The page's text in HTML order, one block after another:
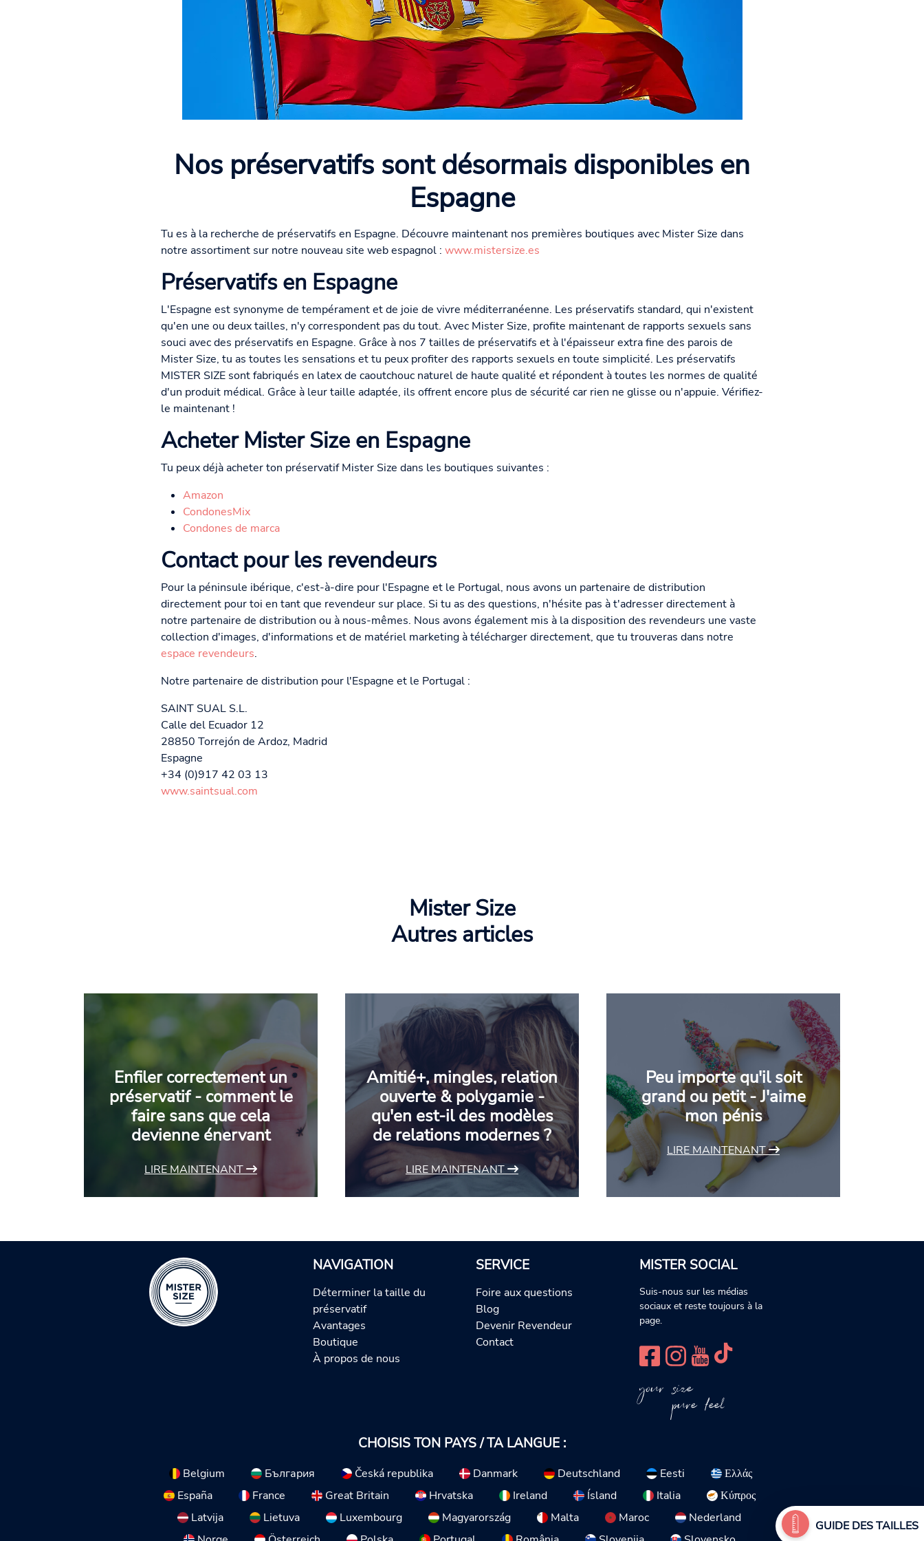
Nos préservatifs sont désormais disponibles en
Espagne
Tu es à la recherche de préservatifs en Espagne. Découvre maintenant nos premières boutiques avec Mister Size dans
notre assortiment sur notre nouveau site web espagnol : www.mistersize.es
Préservatifs en Espagne
L'Espagne est synonyme de tempérament et de joie de vivre méditerranéenne. Les préservatifs standard, qui n'existent
qu'en une ou deux tailles, n'y correspondent pas du tout. Avec Mister Size, profite maintenant de rapports sexuels sans
souci avec des préservatifs en Espagne. Grâce à nos 7 tailles de préservatifs et à l'épaisseur extra fine des parois de
Mister Size, tu as toutes les sensations et tu peux profiter des rapports sexuels en toute simplicité. Les préservatifs
MISTER SIZE sont fabriqués en latex de caoutchouc naturel de haute qualité et répondent à toutes les normes de qualité
d'un produit médical. Grâce à leur taille adaptée, ils offrent encore plus de sécurité car rien ne glisse ou n'appuie. Vérifiez-
le maintenant !
Acheter Mister Size en Espagne
Tu peux déjà acheter ton préservatif Mister Size dans les boutiques suivantes :
Amazon
CondonesMix
Condones de marca
Contact pour les revendeurs
Pour la péninsule ibérique, c'est-à-dire pour l'Espagne et le Portugal, nous avons un partenaire de distribution
directement pour toi en tant que revendeur sur place. Si tu as des questions, n'hésite pas à t'adresser directement à
notre partenaire de distribution ou à nous-mêmes. Nous avons également mis à la disposition des revendeurs une vaste
collection d'images, d'informations et de matériel marketing à télécharger directement, que tu trouveras dans notre
espace revendeurs.
Notre partenaire de distribution pour l'Espagne et le Portugal :
SAINT SUAL S.L.
Calle del Ecuador 12
28850 Torrejón de Ardoz, Madrid
Espagne
+34 (0)917 42 03 13
www.saintsual.com
Mister Size
Autres articles
Enfiler correctement un
préservatif - comment le
faire sans que cela
devienne énervant
LIRE MAINTENANT
Amitié+, mingles, relation
ouverte & polygamie -
qu'en est-il des modèles
de relations modernes ?
LIRE MAINTENANT
Peu importe qu'il soit
grand ou petit - J'aime
mon pénis
LIRE MAINTENANT
NAVIGATION
Déterminer la taille du
préservatif
Avantages
Boutique
À propos de nous
SERVICE
Foire aux questions
Blog
Devenir Revendeur
Contact
MISTER SOCIAL
Suis-nous sur les médias
sociaux et reste toujours à la
page.
your size
pure feel
CHOISIS TON PAYS / TA LANGUE :
Belgium България Česká republika Danmark Deutschland Eesti
Ελλάς
España
France Great Britain Hrvatska Ireland Ísland Italia
Κύπρος
Latvija
Lietuva Luxembourg Magyarország Malta Maroc
Nederland
GUIDE DES TAILLES